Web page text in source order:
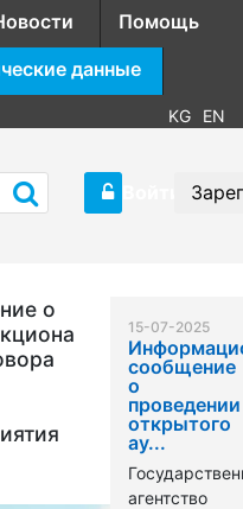
Помощь
данные
KG EN
о
15-07-2025
сообщение
о
проведении
открытого
ау...
агентство